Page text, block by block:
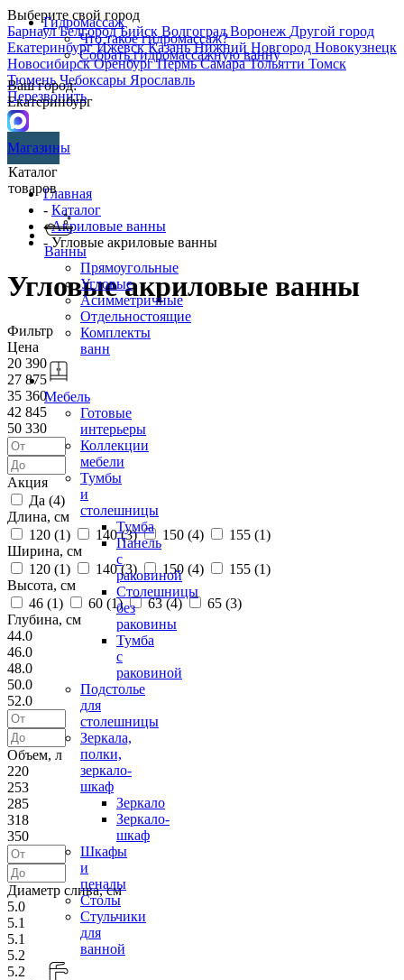
Выберите свой город
БарнаулБелгородБийск ВолгоградВоронеж Другой город
ЕкатеринбургИжевскКазаньНижний Новгород Новокузнецк
НовосибирскОренбургПермьСамараТольятти Томск
ТюменьЧебоксары Ярославль
Перезвонить
Гидромассаж
Что такое гидромассаж?
Собрать гидромассажную ванну
Ваш город:
Екатеринбург
Магазины
Каталог
товаров
Ванны
Прямоугольные
Угловые
Асимметричные
Отдельностоящие
Комплекты
ванн
Мебель
Готовые
интерьеры
Коллекции
мебели
Тумбы
и
столешницы
Тумба
Панель
с
раковиной
Столешницы
без
раковины
Тумба
с
раковиной
Подстолье
для
столешницы
Зеркала,
полки,
зеркало-
шкаф
Зеркало
Зеркало-
шкаф
Шкафы
и
пеналы
Столы
Стульчики
для
ванной
Главная
- Каталог
-Акриловые ванны
- Угловые акриловые ванны
Угловые акриловые ванны
Фильтр
Цена
20 390
27 875
35 360
42 845
50 330
Акция
Да (4)
Длина, см
120 (1) 140 (3) 150 (4) 155 (1)
Ширина, см
120 (1) 140 (3) 150 (4) 155 (1)
Высота, см
46 (1) 60 (1) 63 (4) 65 (3)
Глубина, см
44.0
46.0
48.0
50.0
52.0
Объем, л
220
253
285
318
350
Диаметр слива, см
5.0
5.1
5.1
5.2
5.2